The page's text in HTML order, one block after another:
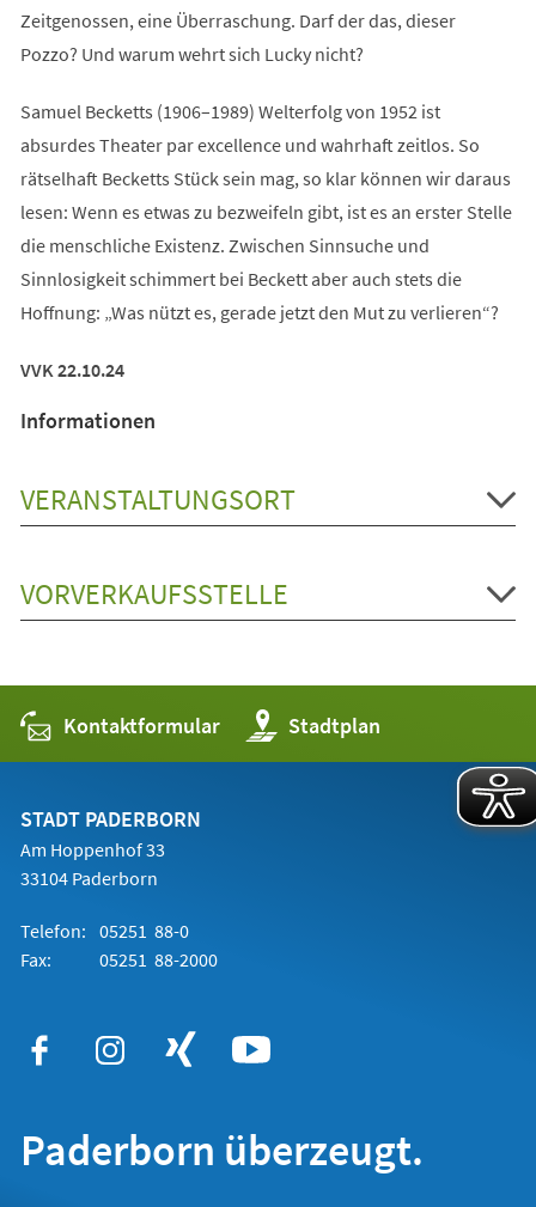
Zeitgenossen, eine Überraschung. Darf der das, dieser
Pozzo? Und warum wehrt sich Lucky nicht?
Samuel Becketts (1906–1989) Welterfolg von 1952 ist
absurdes Theater par excellence und wahrhaft zeitlos. So
rätselhaft Becketts Stück sein mag, so klar können wir daraus
lesen: Wenn es etwas zu bezweifeln gibt, ist es an erster Stelle
die menschliche Existenz. Zwischen Sinnsuche und
Sinnlosigkeit schimmert bei Beckett aber auch stets die
Hoffnung: „Was nützt es, gerade jetzt den Mut zu verlieren“?
VVK 22.10.24
Informationen
VERANSTALTUNGSORT
VORVERKAUFSSTELLE
Kontaktformular Stadtplan
(Öffnet
in
einem
STADT PADERBORN
Am Hoppenhof 33
33104 Paderborn
Telefon: 05251 88-0
Fax:
05251 88-2000
Paderborn überzeugt.